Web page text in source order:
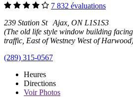
7 832 évaluations
239 Station St Ajax, ON L1S1S3
(The old life style window building
traffic, East of Westney West of
(289) 315-0567
Heures
Directions
VoirPhotos